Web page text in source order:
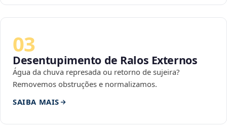
03
Desentupimento de Ralos Externos
Água da chuva represada ou retorno de sujeira?
Removemos obstruções e normalizamos.
SAIBA MAIS